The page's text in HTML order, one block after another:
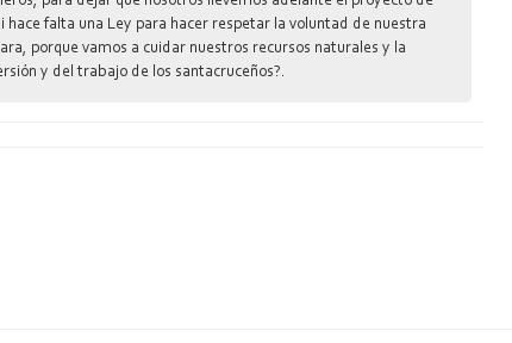
falta una Ley para hacer respetar la voluntad de nuestra
porque vamos a cuidar nuestros recursos naturales y la
y del trabajo de los santacruceños?.